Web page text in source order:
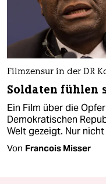
Filmzensur in der DR
Soldaten fühlen
Ein Film über die
Demokratischen
Welt gezeigt. Nur
Von Francois Misser